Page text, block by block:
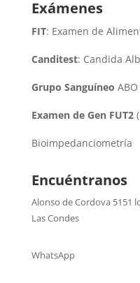
Exámenes
FIT: Examen de
Canditest: Candida
Grupo Sanguíneo ABO
Examen de Gen FUT2
Bioimpedanciometría
Encuéntranos
Alonso de Cordova 5151
Las Condes
WhatsApp